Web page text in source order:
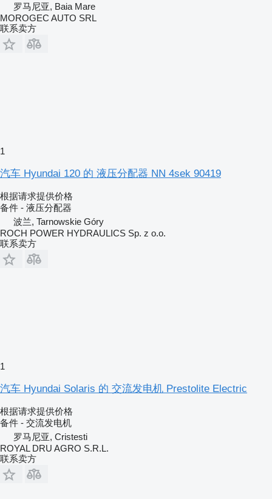
罗马尼亚, Baia Mare
MOROGEC AUTO SRL
联系卖方
1
汽车 Hyundai 120 的 液压分配器 NN 4sek 90419
根据请求提供价格
备件 - 液压分配器
波兰, Tarnowskie Góry
ROCH POWER HYDRAULICS Sp. z o.o.
联系卖方
1
汽车 Hyundai Solaris 的 交流发电机 Prestolite Electric
根据请求提供价格
备件 - 交流发电机
罗马尼亚, Cristesti
ROYAL DRU AGRO S.R.L.
联系卖方